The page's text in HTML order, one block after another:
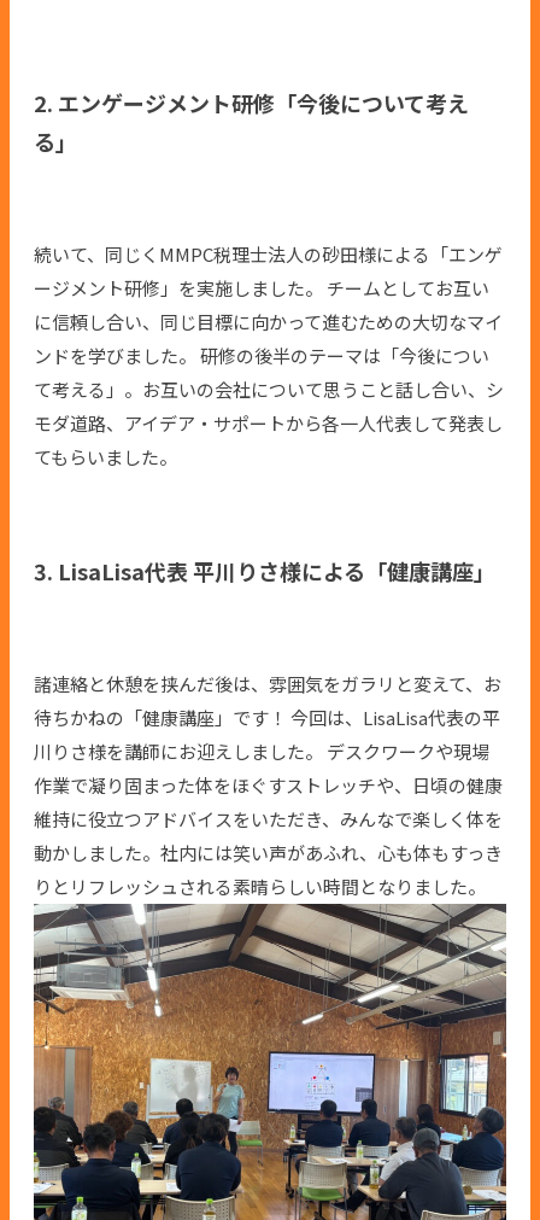
2. エンゲージメント研修「今後について考え
る」
続いて、同じくMMPC税理士法人の砂田様による「エンゲ
ージメント研修」を実施しました。 チームとしてお互い
に信頼し合い、同じ目標に向かって進むための大切なマイ
ンドを学びました。 研修の後半のテーマは「今後につい
て考える」。お互いの会社について思うこと話し合い、シ
モダ道路、アイデア・サポートから各一人代表して発表し
てもらいました。
3. LisaLisa代表 平川りさ様による「健康講座」
諸連絡と休憩を挟んだ後は、雰囲気をガラリと変えて、お
待ちかねの「健康講座」です！ 今回は、LisaLisa代表の平
川りさ様を講師にお迎えしました。 デスクワークや現場
作業で凝り固まった体をほぐすストレッチや、日頃の健康
維持に役立つアドバイスをいただき、みんなで楽しく体を
動かしました。社内には笑い声があふれ、心も体もすっき
りとリフレッシュされる素晴らしい時間となりました。